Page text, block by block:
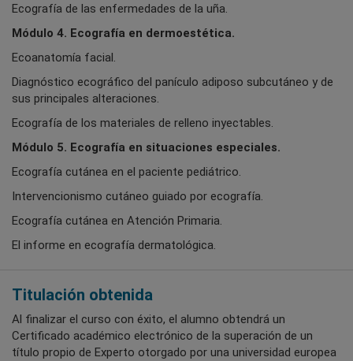
Ecografía de las enfermedades de la uña.
Módulo 4. Ecografía en dermoestética.
Ecoanatomía facial.
Diagnóstico ecográfico del panículo adiposo subcutáneo y de
sus principales alteraciones.
Ecografía de los materiales de relleno inyectables.
Módulo 5. Ecografía en situaciones especiales.
Ecografía cutánea en el paciente pediátrico.
Intervencionismo cutáneo guiado por ecografía.
Ecografía cutánea en Atención Primaria.
El informe en ecografía dermatológica.
Titulación obtenida
Al finalizar el curso con éxito, el alumno obtendrá un
Certificado académico electrónico de la superación de un
título propio de Experto otorgado por una universidad europea